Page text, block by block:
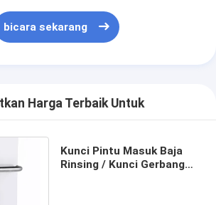
Berkualitas
bicara sekarang
Harga Terbaik Untuk
Kunci Pintu Masuk Baja
Rinsing / Kunci Gerbang